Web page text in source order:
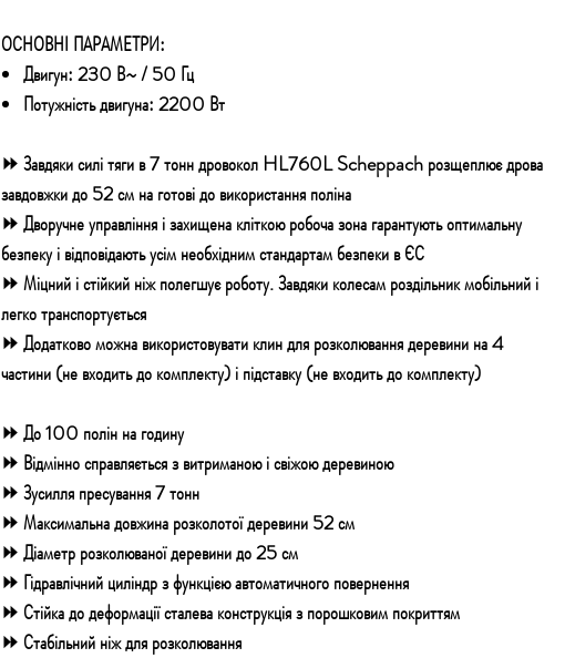
ОСНОВНІ ПАРАМЕТРИ:
Двигун:230 В~ / 50 Гц
Потужність двигуна:2200 Вт
⏩Завдяки силі тяги в 7 тонндровокол HL760L Scheppach розщеплює дрова
завдовжки до 52 смна готові до використання поліна
⏩Дворучне управління і захищена кліткою робоча зонагарантують оптимальну
безпеку і відповідають усім необхідним стандартам безпеки в ЄС
⏩Міцний і стійкий ніж полегшує роботу.Завдяки колесам роздільник мобільний і
легко транспортується
⏩Додатково можна використовувати клин для розколювання деревини на 4
частини (не входить до комплекту) і підставку (не входить до комплекту)
⏩ До 100 полін на годину
⏩ Відмінно справляється з витриманою і свіжою деревиною
⏩ Зусилля пресування 7 тонн
⏩ Максимальна довжина розколотої деревини 52 см
⏩ Діаметр розколюваної деревини до 25 см
⏩ Гідравлічний циліндр з функцією автоматичного повернення
⏩ Стійка до деформації сталева конструкція з порошковим покриттям
⏩ Стабільний ніж для розколювання